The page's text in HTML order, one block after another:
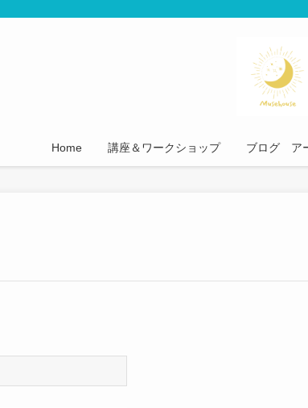
Home 講座＆ワークショップ ブログ ア